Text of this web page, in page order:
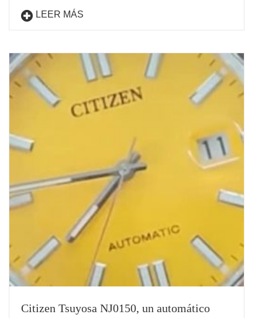
LEER MÁS
Citizen Tsuyosa NJ0150, un automático